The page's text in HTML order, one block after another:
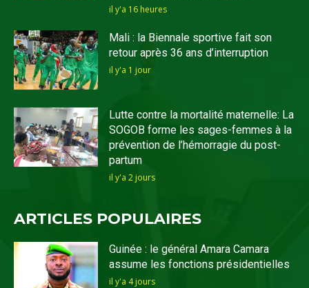
il y'a 16 heures
Mali : la Biennale sportive fait son
retour après 36 ans d’interruption
il y'a 1 jour
Lutte contre la mortalité maternelle: La
SOGOB forme les sages-femmes à la
prévention de l’hémorragie du post-
partum
il y'a 2 jours
ARTICLES POPULAIRES
Guinée : le général Amara Camara
assume les fonctions présidentielles
il y'a 4 jours